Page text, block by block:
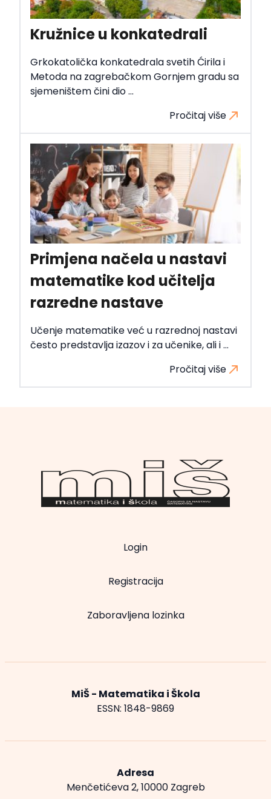
Kružnice u konkatedrali
Grkokatolička konkatedrala svetih Ćirila i
Metoda na zagrebačkom Gornjem gradu sa
sjemeništem čini dio ...
Pročitaj više
Primjena načela u nastavi
matematike kod učitelja
razredne nastave
Učenje matematike već u razrednoj nastavi
često predstavlja izazov i za učenike, ali i ...
Pročitaj više
Login
Registracija
Zaboravljena lozinka
MiŠ - Matematika i Škola
ESSN: 1848-9869
Adresa
Menčetićeva 2, 10000 Zagreb